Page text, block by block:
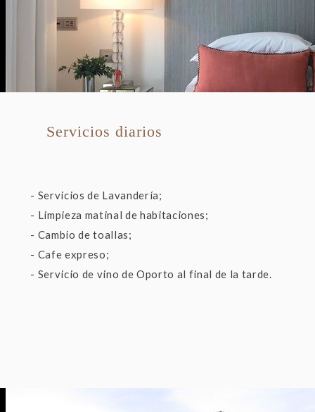
Servicios diarios
- Servicios de Lavandería;
- Limpieza matinal de habitaciones;
- Cambio de toallas;
- Cafe expreso;
- Servicio de vino de Oporto al final de la tarde.